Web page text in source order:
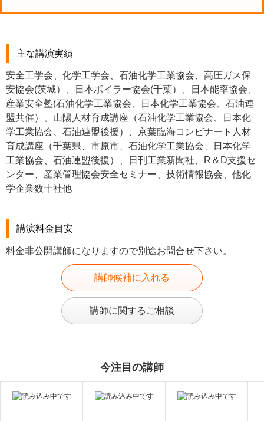
主な講演実績
安全工学会、化学工学会、石油化学工業協会、高圧ガス保
安協会(茨城）、日本ボイラー協会(千葉）、日本能率協会、
産業安全塾(石油化学工業協会、日本化学工業協会、石油連
盟共催）、山陽人材育成講座（石油化学工業協会、日本化
学工業協会、石油連盟後援）、京葉臨海コンビナート人材
育成講座（千葉県、市原市、石油化学工業協会、日本化学
工業協会、石油連盟後援）、日刊工業新聞社、R＆D支援セ
ンター、産業管理協会安全セミナー、技術情報協会、他化
学企業数十社他
講演料金目安
料金非公開講師になりますので別途お問合せ下さい。
講師候補に入れる
講師に関するご相談
今注目の講師